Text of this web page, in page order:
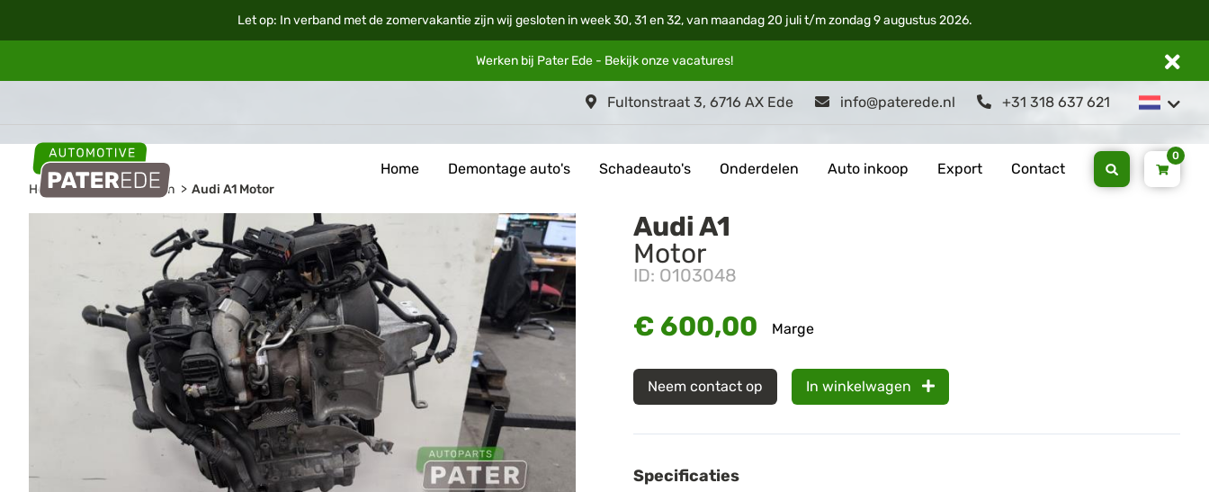
Let op: In verband met de zomervakantie zijn wij gesloten in week 30, 31 en 32, van maandag 20 juli t/m zondag 9 augustus 2026.
Werken bij Pater Ede - Bekijk onzevacatures!
Fultonstraat 3, 6716 AX Ede info@paterede.nl +31 318 637 621
Home Demontage auto's Schadeauto's Onderdelen Auto inkoop Export Contact
0
Home Auto onderdelen Audi A1 Motor
Audi A1
Motor
ID: O103048
€ 600,00 Marge
Neem contact op In winkelwagen
Specificaties